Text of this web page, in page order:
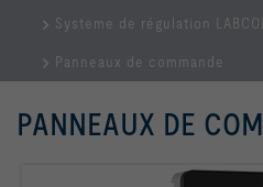
d'accueil
Système de régulation
Panneaux de commande
PANNEAUX DE